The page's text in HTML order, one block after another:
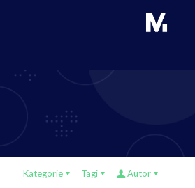
Kategorie Tagi Autor